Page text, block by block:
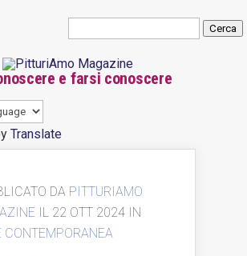
e farsi conoscere
Translate
DA PITTURIAMO
IL 22 OTT 2024 IN
CONTEMPORANEA